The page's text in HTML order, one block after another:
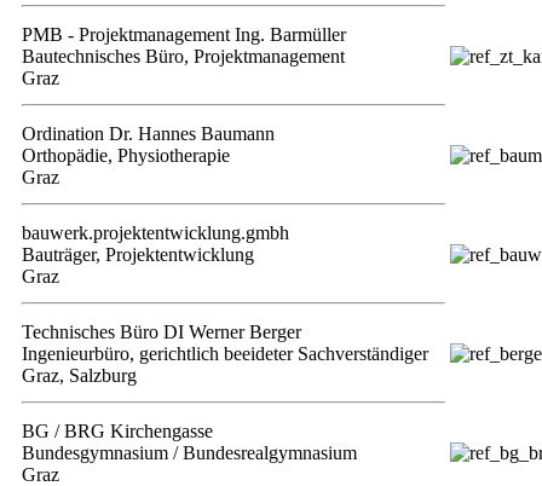
PMB - Projektmanagement Ing. Barmüller
Bautechnisches Büro, Projektmanagement
Graz
Ordination Dr. Hannes Baumann
Orthopädie, Physiotherapie
Graz
bauwerk.projektentwicklung.gmbh
Bauträger, Projektentwicklung
Graz
Technisches Büro DI Werner Berger
Ingenieurbüro, gerichtlich beeideter Sachverständiger
Graz, Salzburg
BG / BRG Kirchengasse
Bundesgymnasium / Bundesrealgymnasium
Graz